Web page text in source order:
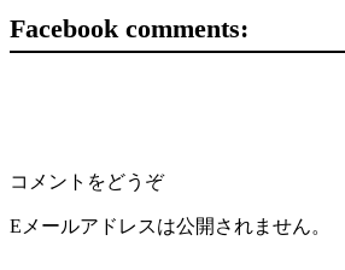
Facebook comments:
コメントをどうぞ
Eメールアドレスは公開されません。